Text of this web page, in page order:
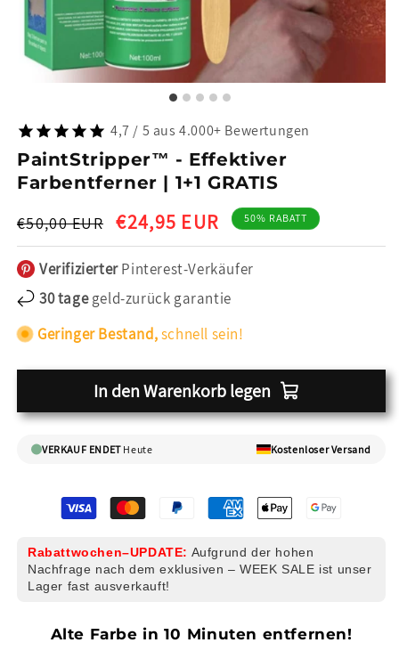
4,7 / 5 aus 4.000+ Bewertungen
PaintStripper™ - Effektiver
Farbentferner | 1+1 GRATIS
Normaler
€50,00 EUR Verkaufspreis
€24,95 EUR 50% RABATT
VerifizierterPinterest-Verkäufer
30 tagegeld-zurück garantie
Geringer Bestand,schnell sein!
In den Warenkorb legen
VERKAUF ENDETHeute Kostenloser Versand
Rabattwochen–UPDATE: Aufgrund der hohen
Nachfrage nach dem exklusiven – WEEK SALE ist unser
Lager fast ausverkauft!
Alte Farbe in 10 Minuten entfernen!